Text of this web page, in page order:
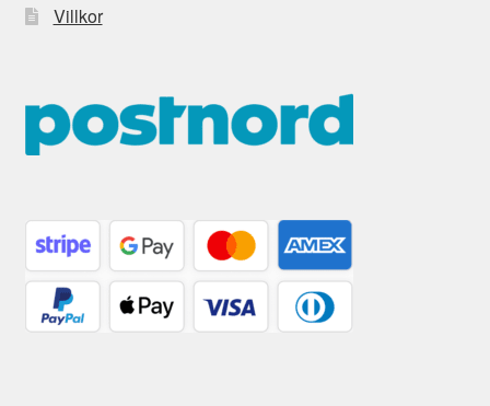
Villkor